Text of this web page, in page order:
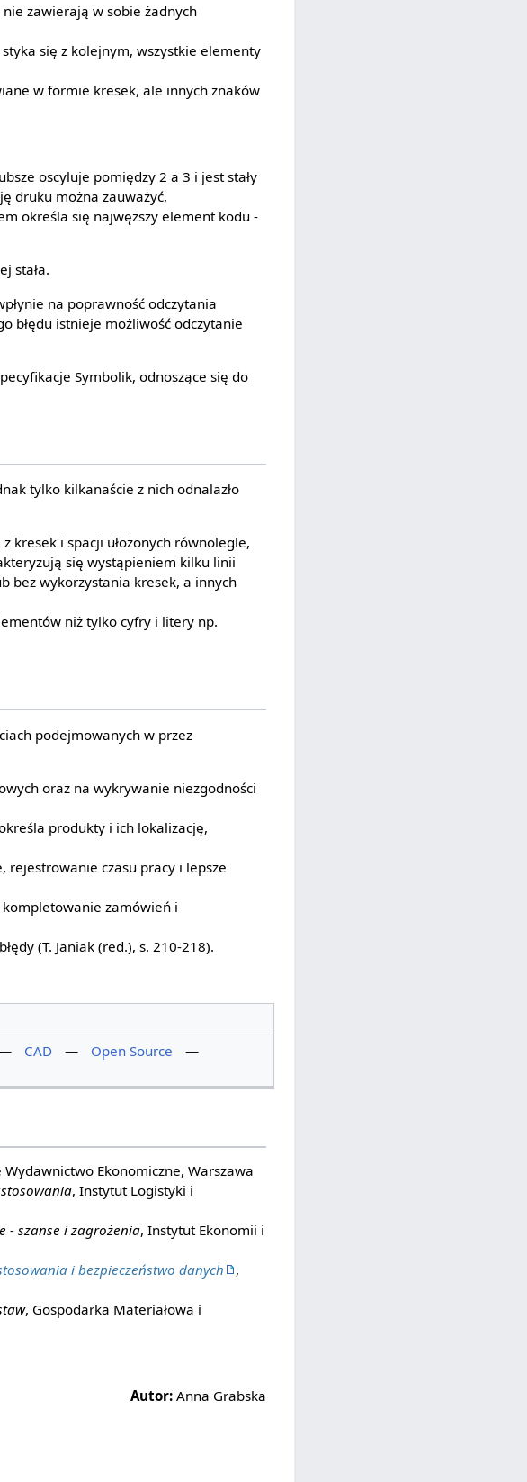
zawierają w sobie żadnych
się z kolejnym, wszystkie elementy
w formie kresek, ale innych znaków
oscyluje pomiędzy 2 a 3 i jest stały
druku można zauważyć,
określa się najwęższy element kodu -
stała.
na poprawność odczytania
błędu istnieje możliwość odczytanie
Symbolik, odnoszące się do
tylko kilkanaście z nich odnalazło
kresek i spacji ułożonych równolegle,
się wystąpieniem kilku linii
bez wykorzystania kresek, a innych
niż tylko cyfry i litery np.
podejmowanych w przez
oraz na wykrywanie niezgodności
produkty i ich lokalizację,
rejestrowanie czasu pracy i lepsze
zamówień i
(T. Janiak (red.), s. 210-218).
CAD — Open Source
—
Wydawnictwo Ekonomiczne, Warszawa
, Instytut Logistyki i
- szanse i zagrożenia, Instytut Ekonomii i
i bezpieczeństwo danych
,
, Gospodarka Materiałowa i
Autor: Anna Grabska